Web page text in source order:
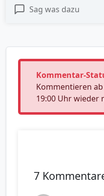
Sag was dazu
Kommentar-
Kommentieren ab
19:00 Uhr wieder
7